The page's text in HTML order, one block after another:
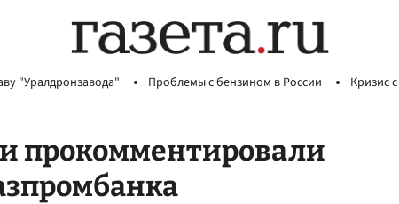
"Уралдронзавода" Проблемы с бензином в России Кризис
прокомментировали